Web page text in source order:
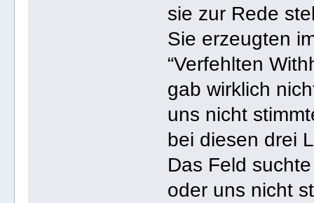
sie zur Rede
Sie erzeugten
“Verfehlten
gab wirklich
uns nicht
bei diesen drei
Das Feld
oder uns nicht